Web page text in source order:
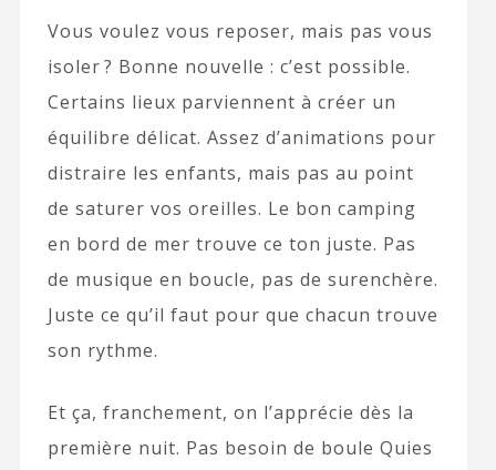
Vous voulez vous reposer, mais pas vous
isoler ? Bonne nouvelle : c’est possible.
Certains lieux parviennent à créer un
équilibre délicat. Assez d’animations pour
distraire les enfants, mais pas au point
de saturer vos oreilles. Le bon camping
en bord de mer trouve ce ton juste. Pas
de musique en boucle, pas de surenchère.
Juste ce qu’il faut pour que chacun trouve
son rythme.
Et ça, franchement, on l’apprécie dès la
première nuit. Pas besoin de boule Quies